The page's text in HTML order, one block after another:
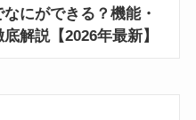
にができる？機能・
解説【2026年最新】